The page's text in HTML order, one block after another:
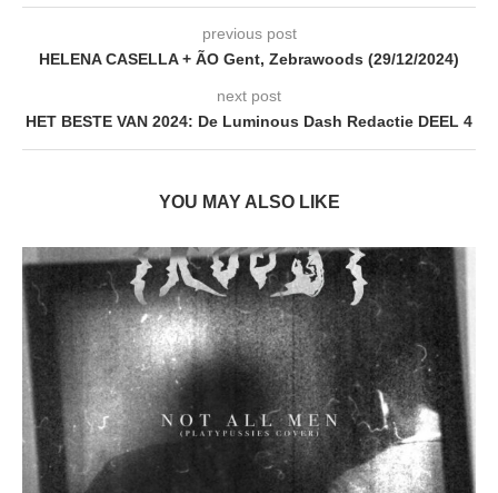
previous post
HELENA CASELLA + ÃO Gent, Zebrawoods (29/12/2024)
next post
HET BESTE VAN 2024: De Luminous Dash Redactie DEEL 4
YOU MAY ALSO LIKE